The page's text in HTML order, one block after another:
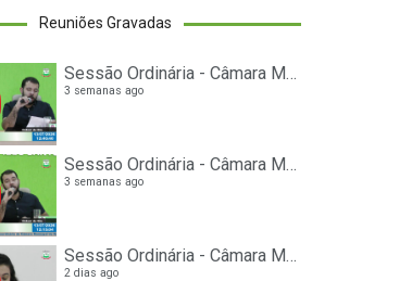
Reuniões Gravadas
Sessão Ordinária - Câmara Municipal de Nanuque
3 semanas ago
Sessão Ordinária - Câmara Municipal de Nanuque
3 semanas ago
Sessão Ordinária - Câmara Municipal de Nanuque
2 dias ago